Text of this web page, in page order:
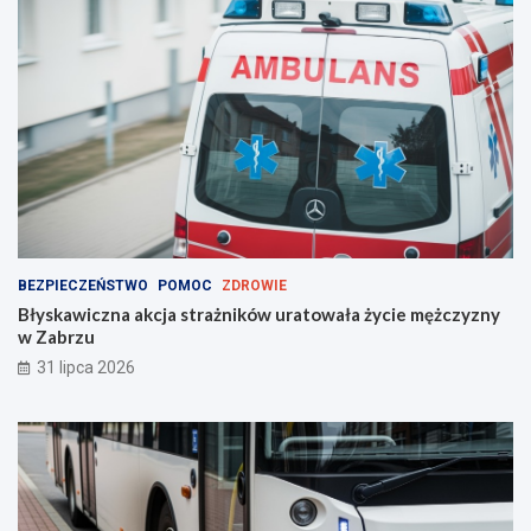
?
BEZPIECZEŃSTWO POMOC ZDROWIE
Błyskawiczna akcja strażników uratowała życie mężczyzny
w Zabrzu
31 lipca 2026